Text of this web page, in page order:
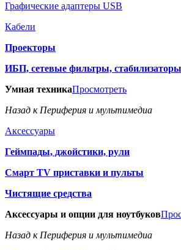
Графические адаптеры USB
Кабели
Проекторы
ИБП, сетевые фильтры, стабилизаторы
Умная техникаПросмотреть
Назад к Периферия и мультимедиа
Аксессуары
Геймпады, джойстики, рули
Смарт TV приставки и пульты
Чистящие средства
Аксессуары и опции для ноутбуков
Назад к Периферия и мультимедиа